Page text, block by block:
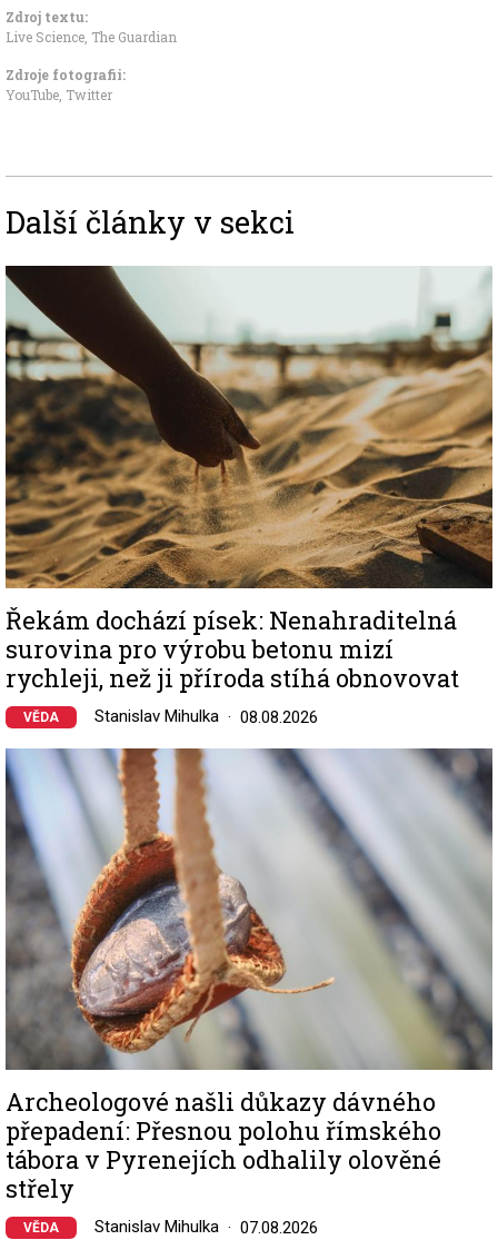
Zdroj textu:
Live Science The Guardian
Zdroje fotografii:
YouTube, Twitter
Další články v sekci
Image
Řekám dochází písek: Nenahraditelná
surovina pro výrobu betonu mizí
rychleji, než ji příroda stíhá obnovovat
VĚDA Stanislav Mihulka 08.08.2026
Image
Archeologové našli důkazy dávného
přepadení: Přesnou polohu římského
tábora v Pyrenejích odhalily olověné
střely
VĚDA Stanislav Mihulka 07.08.2026